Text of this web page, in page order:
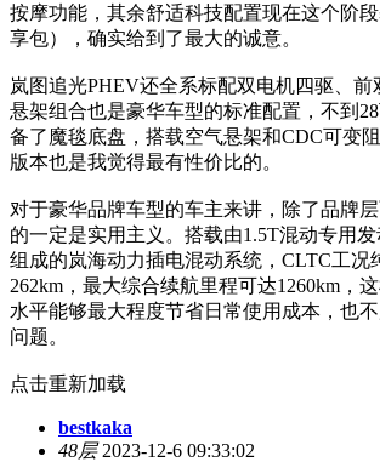
按摩功能，其余舒适科技配置现在这个阶
享包），确实给到了最大的诚意。
岚图追光PHEV还全系标配双电机四驱、前
悬架组合也是豪华车型的标准配置，不到
备了魔毯底盘，搭载空气悬架和CDC可变
版本也是我觉得最有性价比的。
对于豪华品牌车型的车主来讲，除了品牌
的一定是实用主义。搭载由1.5T混动专用
组成的岚海动力插电混动系统，CLTC工况
262km，最大综合续航里程可达1260km，
水平能够最大程度节省日常使用成本，也
问题。
点击重新加载
bestkaka
48层2023-12-6 09:33:02